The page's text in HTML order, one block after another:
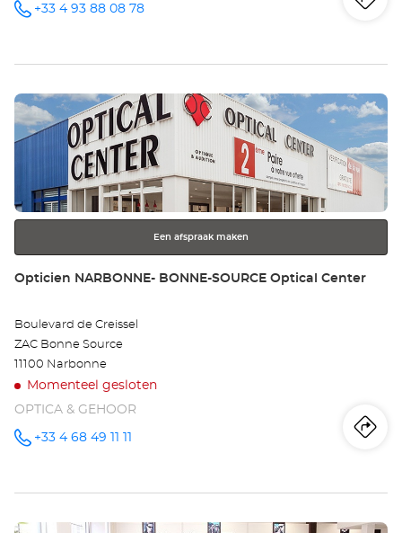
telefoonnummer
+33 4 93 88 08 78
Druk
op
de
voor
meer
Een afspraak maken
Winkel:
Opticien NARBONNE- BONNE-SOURCE Optical Center
Boulevard de Creissel
ZAC Bonne Source
11100 Narbonne
Momenteel gesloten
OPTICA & GEHOOR
telefoonnummer
+33 4 68 49 11 11